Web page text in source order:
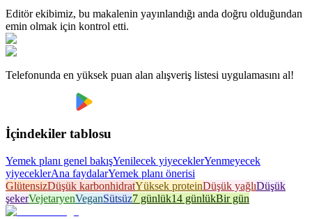
Editör ekibimiz, bu makalenin yayınlandığı anda doğru olduğundan
emin olmak için kontrol etti.
Telefonunda en yüksek puan alan alışveriş listesi uygulamasını al!
İçindekiler tablosu
Yemek planı genel bakışYenilecek yiyeceklerYenmeyecek
yiyeceklerAna faydalarYemek planı önerisi
GlütensizDüşük karbonhidratYüksek proteinDüşük yağlıDüşük
şekerVejetaryenVeganSütsüz7 günlük14 günlükBir gün